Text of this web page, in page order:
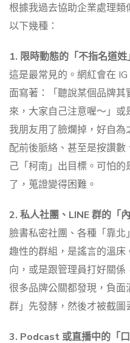
根據我過去協助企業處理
以下幾種：
1. 限時動態的「不指名道姓
這是最常見的。網紅會在
面寫著：「聽說某個品牌
來，大家自己注意喔～」或
我朋友用了臉爛掉，好自
配前後脈絡、甚至是按讚
己「柯南」出目標。可怕
了，蒐證變得困難。
2. 私人社團、LINE 群的「內
臉書私密社團、各種「靠
趣性的群組，是謠言的溫
向，或是跟管理員打好關係
很多品牌公關都發現，負
群」先發酵，然後才被截圖
3. Podcast 或直播中的「口